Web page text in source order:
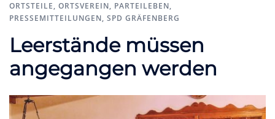
ORTSTEILE, ORTSVEREIN, PARTEILEBEN,
PRESSEMITTEILUNGEN, SPD GRÄFENBERG
Leerstände müssen
angegangen werden